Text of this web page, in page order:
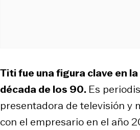
Titi fue una figura clave en
década de los 90. Es
presentadora de televisión y
con el empresario en el año